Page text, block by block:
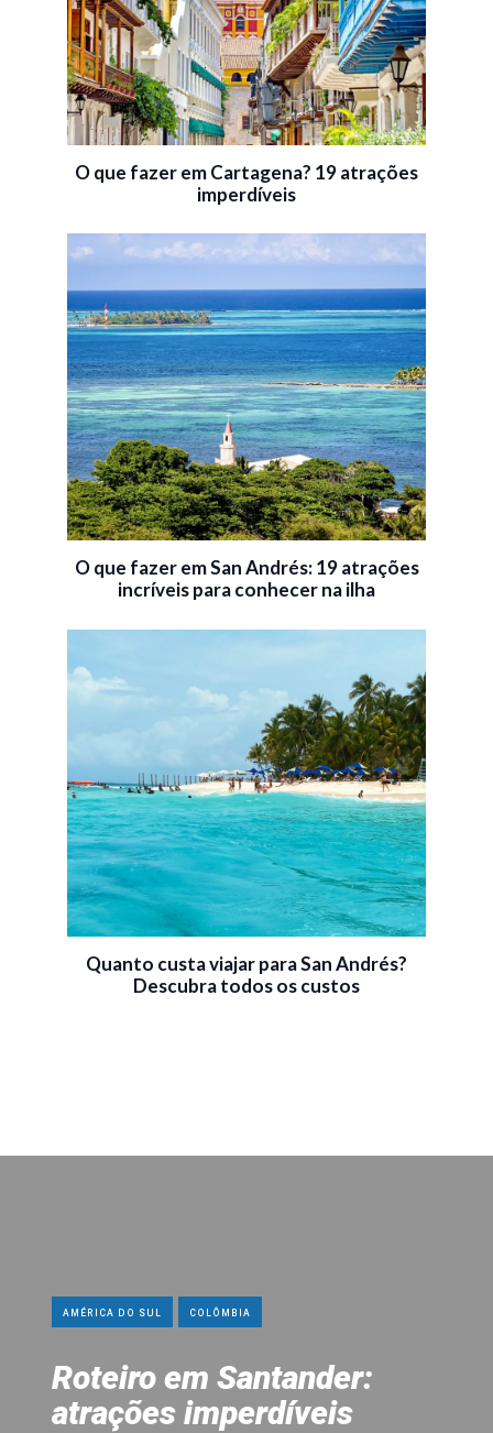
O que fazer em Cartagena? 19 atrações
imperdíveis
O que fazer em San Andrés: 19 atrações
incríveis para conhecer na ilha
Quanto custa viajar para San Andrés?
Descubra todos os custos
AMÉRICA DO SUL COLÔMBIA
Roteiro em Santander:
atrações imperdíveis